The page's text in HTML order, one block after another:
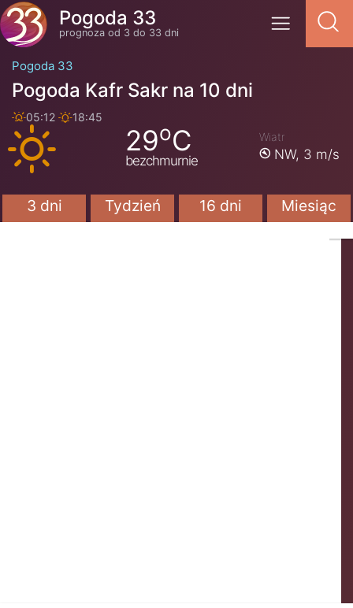
Pogoda 33
prognoza od 3 do 33 dni
Pogoda 33
Pogoda Kafr Sakr na 10 dni
05:12 18:45
29oC
bezchmurnie
Wiatr
NW, 3 m/s
3 dni Tydzień 16 dni Miesiąc